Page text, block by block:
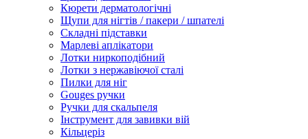
Кюрети дерматологічні
Щупи для нігтів / пакери / шпателі
Складні підставки
Марлеві аплікатори
Лотки ниркоподібний
Лотки з нержавіючої сталі
Пилки для ніг
Gouges ручки
Ручки для скальпеля
Інструмент для завивки вій
Кільцеріз